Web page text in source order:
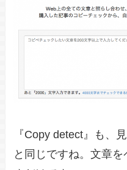
『Copy detect』も、
と同じですね。文章